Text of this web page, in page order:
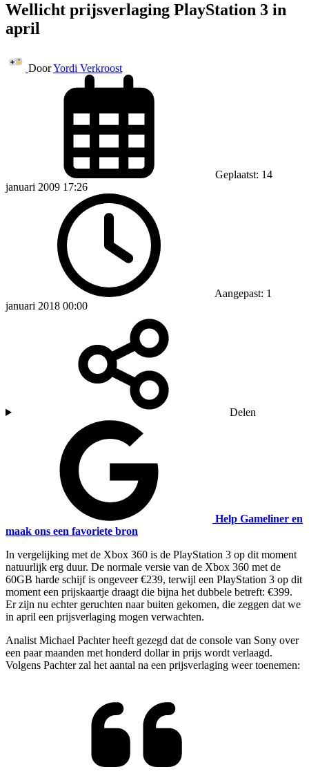
Wellicht prijsverlaging PlayStation 3 in
april
DoorYordi Verkroost
Geplaatst: 14
januari 2009 17:26
Aangepast: 1
januari 2018 00:00
Delen
Help Gameliner en
maak ons een favoriete bron
In vergelijking met de Xbox 360 is de PlayStation 3 op dit moment
natuurlijk erg duur. De normale versie van de Xbox 360 met de
60GB harde schijf is ongeveer €239, terwijl een PlayStation 3 op dit
moment een prijskaartje draagt die bijna het dubbele betreft: €399.
Er zijn nu echter geruchten naar buiten gekomen, die zeggen dat we
in april een prijsverlaging mogen verwachten.
Analist Michael Pachter heeft gezegd dat de console van Sony over
een paar maanden met honderd dollar in prijs wordt verlaagd.
Volgens Pachter zal het aantal na een prijsverlaging weer toenemen: